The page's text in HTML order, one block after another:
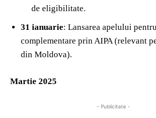
de eligibilitate.
31 ianuarie: Lansarea apelului
complementare prin AIPA (relevant
din Moldova).
Martie 2025
- Publicitate -